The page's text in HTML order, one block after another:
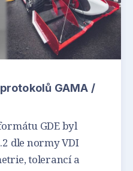
GAMA /
GDE byl
dle normy VDI
tolerancí a